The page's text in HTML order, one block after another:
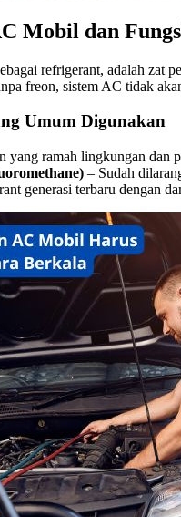
Mobil dan
refrigerant, adalah zat
freon, sistem AC tidak
Umum Digunakan
yang ramah lingkungan dan
– Sudah
generasi terbaru dengan